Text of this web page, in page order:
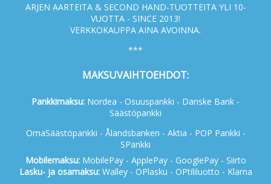
ARJEN AARTEITA & SECOND HAND-TUOTTEITA YLI 10-
VUOTTA - SINCE 2013!
VERKKOKAUPPA AINA AVOINNA.
***
MAKSUVAIHTOEHDOT:
Pankkimaksu: Nordea - Osuuspankki - Danske Bank -
Säästöpankki
OmaSäästöpankki - Ålandsbanken - Aktia - POP Pankki -
SPankki
Mobilemaksu:MobilePay - ApplePay - GooglePay - Siirto
Lasku- ja osamaksu:Walley - OPlasku - OPtililuotto - Klarna